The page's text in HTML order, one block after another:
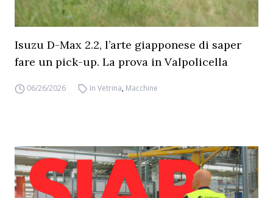
Isuzu D-Max 2.2, l’arte giapponese di saper
fare un pick-up. La prova in Valpolicella
06/26/2026 In Vetrina, Macchine